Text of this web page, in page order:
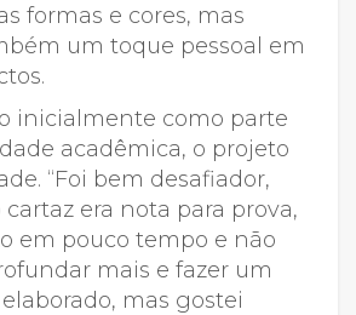
formas e cores, mas
um toque pessoal em
inicialmente como parte
acadêmica, o projeto
“Foi bem desafiador,
era nota para prova,
em pouco tempo e não
mais e fazer um
mas gostei